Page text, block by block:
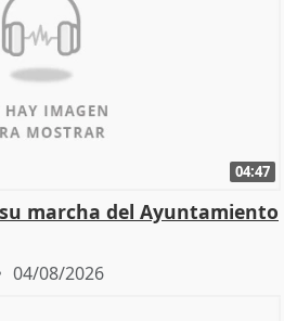
04:47
su marcha del Ayuntamiento
04/08/2026